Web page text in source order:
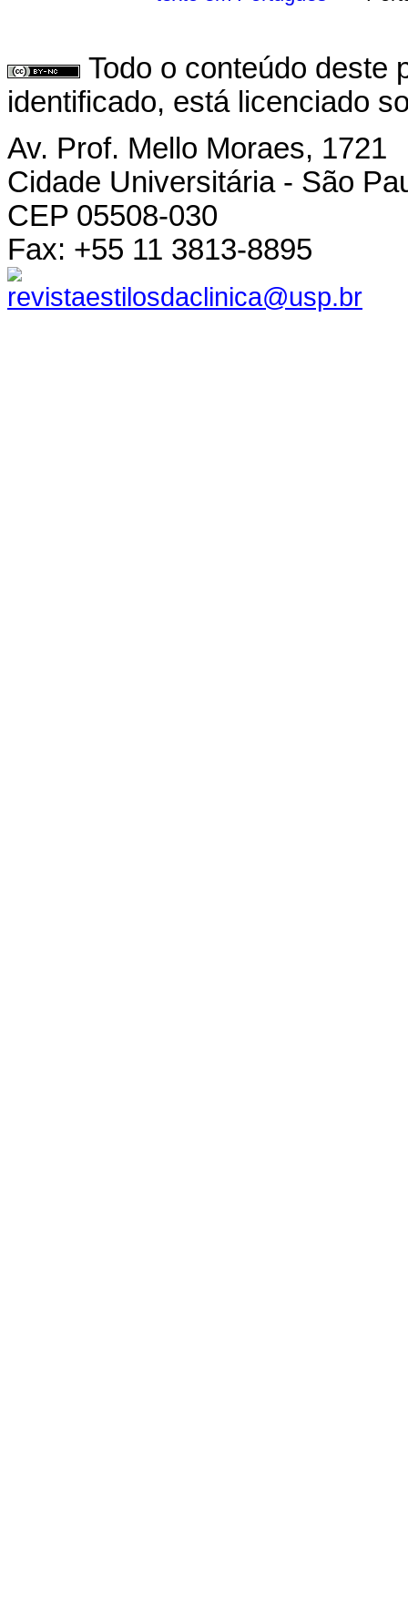
Todo o conteúdo deste
identificado, está licenciado
Av. Prof. Mello Moraes, 1721
Cidade Universitária - São
CEP 05508-030
Fax: +55 11 3813-8895
revistaestilosdaclinica@usp.br